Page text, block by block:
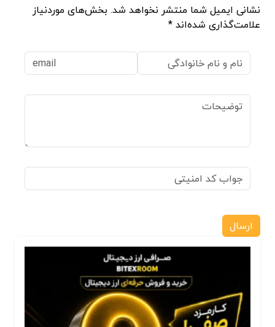
نشانی ایمیل شما منتشر نخواهد شد. بخش‌های موردنیاز
علامت‌گذاری شده‌اند *
ارسال